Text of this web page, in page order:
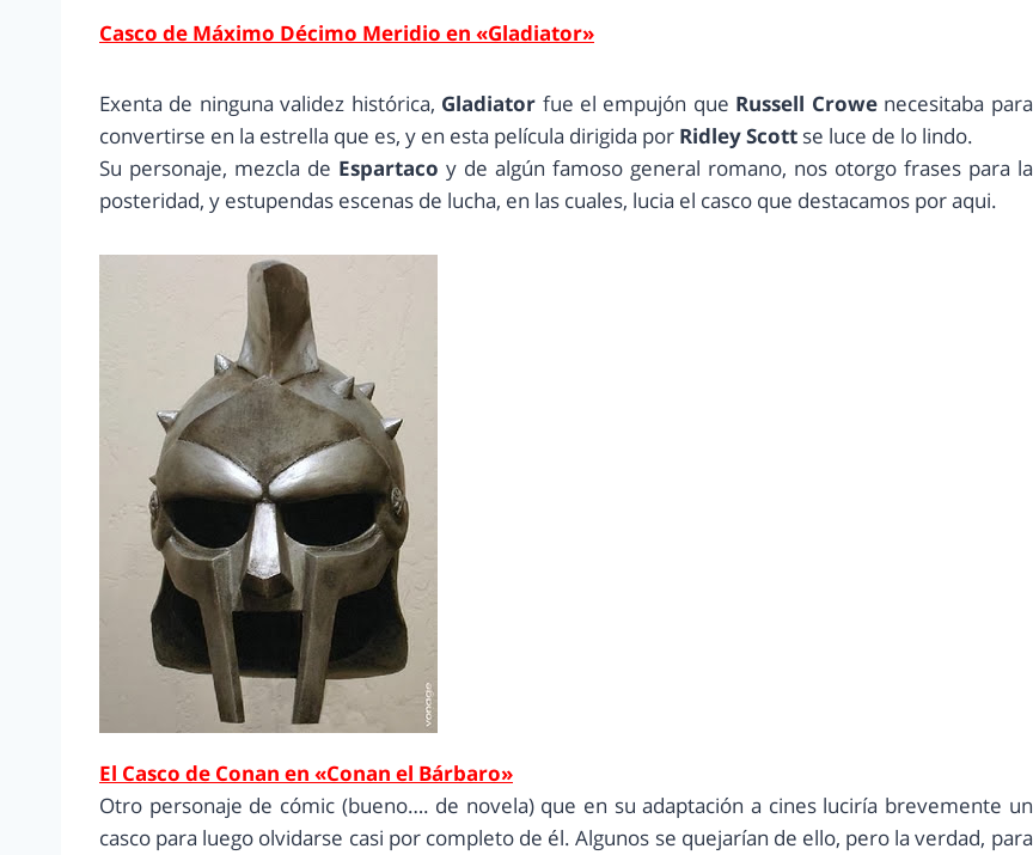
Casco de Máximo Décimo Meridio en «Gladiator»
Exenta de ninguna validez histórica, Gladiator fue el empujón que Russell Crowenecesitaba para
convertirse en la estrella que es, y en esta película dirigida por Ridley Scott se luce de lo lindo.
Su personaje, mezcla de Espartaco y de algún famoso general romano, nos otorgo frases para la
posteridad, y estupendas escenas de lucha, en las cuales, lucia el casco que destacamos por aqui.
El Casco de Conan en «Conan el Bárbaro»
Otro personaje de cómic (bueno…. de novela) que en su adaptación a cines luciría brevemente un
casco para luego olvidarse casi por completo de él. Algunos se quejarían de ello, pero la verdad, para